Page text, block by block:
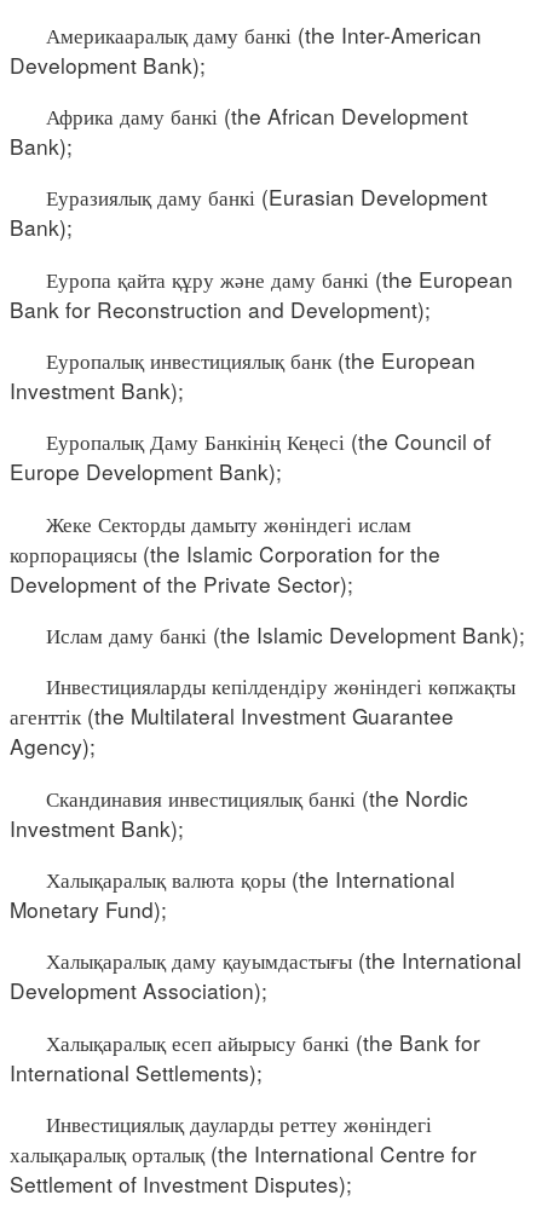
Америкааралық даму банкі (the Inter-American
Development Bank);
Африка даму банкі (the African Development
Bank);
Еуразиялық даму банкі (Eurasian Development
Bank);
Еуропа қайта құру және даму банкі (the European
Bank for Reconstruction and Development);
Еуропалық инвестициялық банк (the European
Investment Bank);
Еуропалық Даму Банкінің Кеңесі (the Council of
Europe Development Bank);
Жеке Секторды дамыту жөніндегі ислам
корпорациясы (the Islamic Corporation for the
Development of the Private Sector);
Ислам даму банкі (the Islamic Development Bank);
Инвестицияларды кепілдендіру жөніндегі көпжақты
агенттік (the Multilateral Investment Guarantee
Agency);
Скандинавия инвестициялық банкі (the Nordic
Investment Bank);
Халықаралық валюта қоры (the International
Monetary Fund);
Халықаралық даму қауымдастығы (the International
Development Association);
Халықаралық есеп айырысу банкі (the Bank for
International Settlements);
Инвестициялық дауларды реттеу жөніндегі
халықаралық орталық (the International Centre for
Settlement of Investment Disputes);